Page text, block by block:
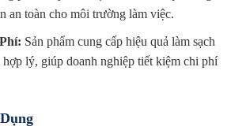
an toàn cho môi trường làm việc.
Sản phẩm cung cấp hiệu quả làm sạch
lý, giúp doanh nghiệp tiết kiệm chi phí